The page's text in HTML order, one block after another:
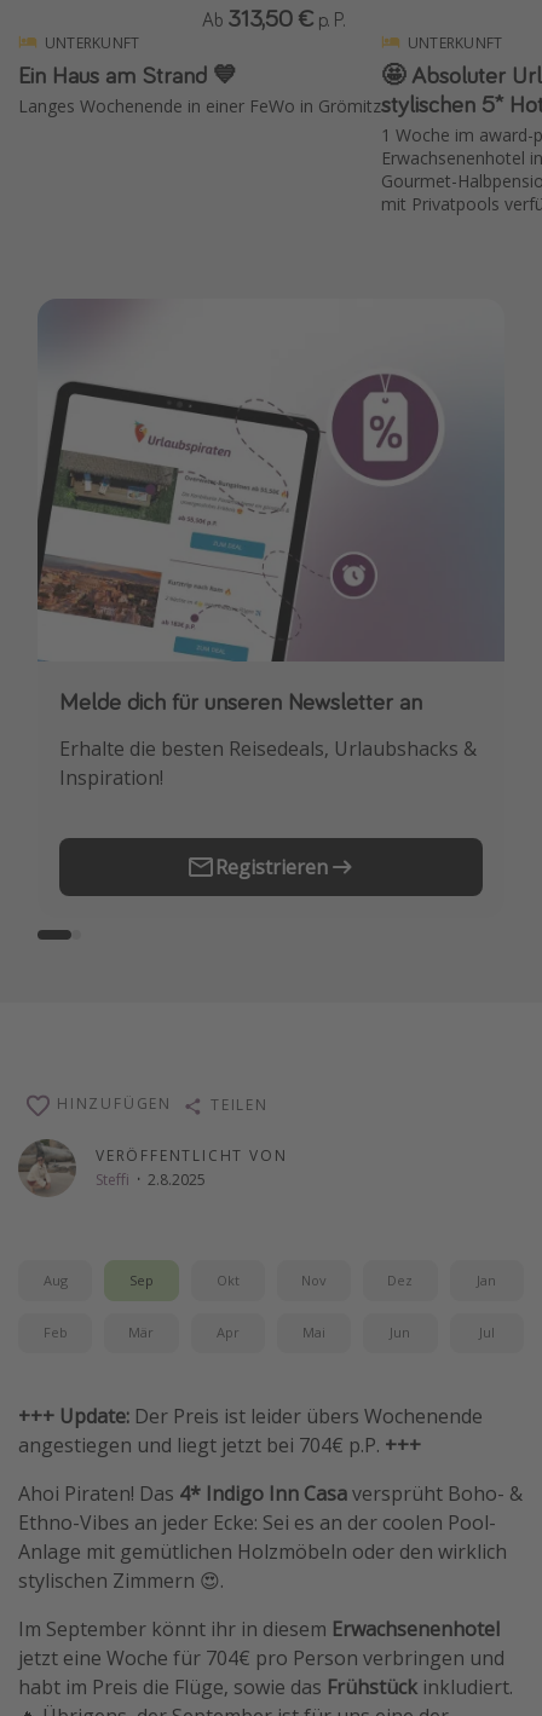
Hotels in Amsterdam
Hotels am Achensee
Bahnreisen in der Schweiz
Silvesterreisen
Last Minute Urlaub Mallorca
Last Minute Urlaub Deutschland
UNTERKUNFT
Ein Haus am Strand 💙
Langes Wochenende in einer FeWo in Grömitz
Ab 313,50 € p. P.
UNTERKUNFT
🤩 Absoluter
stylischen 5*
1 Woche im award-
Erwachsenenhotel
Gourmet-
mit Privatpools
Melde dich für unseren Newsletter an
Erhalte die besten Reisedeals, Urlaubshacks &
Inspiration!
Registrieren
Downloade unsere App
Buche die besten Reiseschnäppchen als
Erstes.
VERÖFFENTLICHT VON
Steffi · 2.8.2025
HINZUFÜGEN TEILEN
Aug Sep Okt Nov Dez Jan
Feb Mär Apr Mai Jun Jul
+++ Update: Der Preis ist leider übers Wochenende
angestiegen und liegt jetzt bei 704€ p.P. +++
Ahoi Piraten! Das 4* Indigo Inn Casaversprüht Boho- &
Ethno-Vibes an jeder Ecke: Sei es an der coolen Pool-
Anlage mit gemütlichen Holzmöbeln oder den wirklich
stylischen Zimmern 😍.
Im September könnt ihr in diesem Erwachsenenhotel
jetzt eine Woche für 704€ pro Person verbringen und
habt im Preis die Flüge, sowie das Frühstück inkludiert.